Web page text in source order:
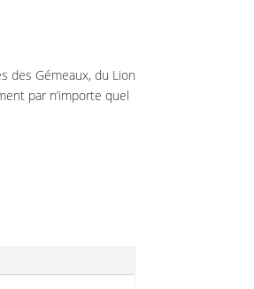
des Gémeaux, du Lion
par n’importe quel